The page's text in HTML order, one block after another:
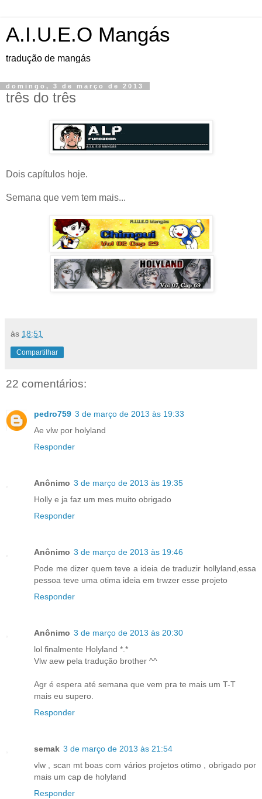
A.I.U.E.O Mangás
tradução de mangás
domingo, 3 de março de 2013
três do três
Dois capítulos hoje.
Semana que vem tem mais...
às 18:51
Compartilhar
22 comentários:
pedro759 3 de março de 2013 às 19:33
Ae vlw por holyland
Responder
Anônimo 3 de março de 2013 às 19:35
Holly e ja faz um mes muito obrigado
Responder
Anônimo 3 de março de 2013 às 19:46
Pode me dizer quem teve a ideia de traduzir hollyland,essa
pessoa teve uma otima ideia em trwzer esse projeto
Responder
Anônimo 3 de março de 2013 às 20:30
lol finalmente Holyland *.*
Vlw aew pela tradução brother ^^
Agr é espera até semana que vem pra te mais um T-T
mais eu supero.
Responder
semak 3 de março de 2013 às 21:54
vlw , scan mt boas com vários projetos otimo , obrigado por
mais um cap de holyland
Responder